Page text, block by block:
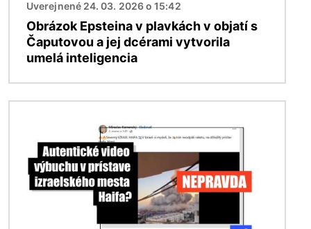
Uverejnené 24. 03. 2026 o 15:42
Obrázok Epsteina v plavkách v objatí s
Čaputovou a jej dcérami vytvorila
umelá inteligencia